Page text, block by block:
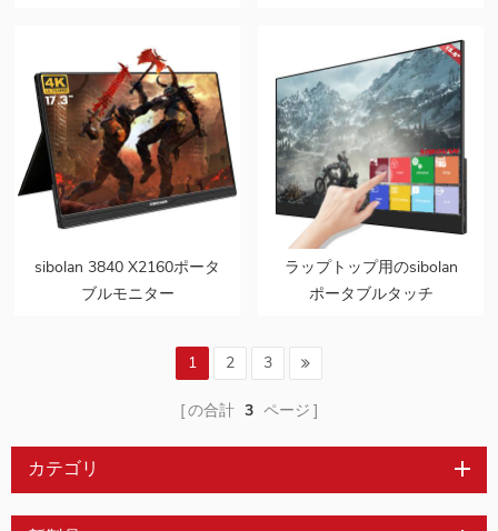
ゲーマー携帯電話ラップト
ップPC用
sibolan 3840 X2160ポータ
ブルモニター
ラップトップ用のsibolan
ポータブルタッチ
1 2 3
の合計 3 ページ
カテゴリ